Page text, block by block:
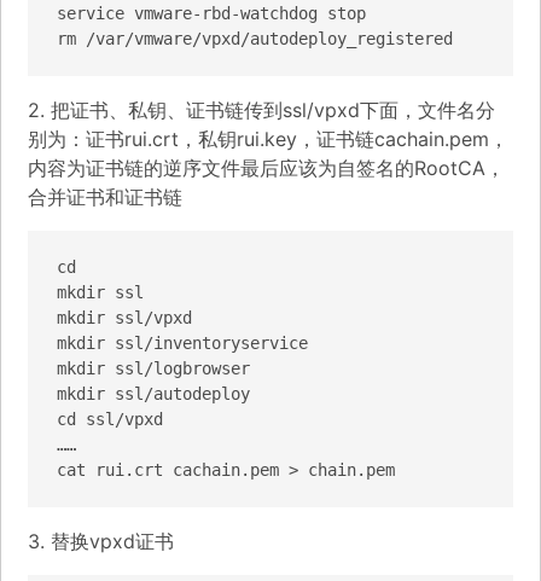
service vmware-rbd-watchdog stop
2. 把证书、私钥、证书链传到ssl/vpxd下面，文件名分
别为：证书rui.crt，私钥rui.key，证书链cachain.pem，
内容为证书链的逆序文件最后应该为自签名的RootCA，
合并证书和证书链
cd
mkdir ssl
mkdir ssl/vpxd
mkdir ssl/inventoryservice
mkdir ssl/logbrowser
mkdir ssl/autodeploy
cd ssl/vpxd
……
cat rui.crt cachain.pem > chain.pem
3. 替换vpxd证书